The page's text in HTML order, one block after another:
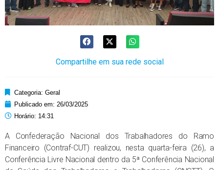
Compartilhe em sua rede social
Categoria: Geral
Publicado em: 26/03/2025
Horário: 14:31
A Confederação Nacional dos Trabalhadores do Ramo
Financeiro (Contraf-CUT) realizou, nesta quarta-feira (26), a
Conferência Livre Nacional dentro da 5ª Conferência Nacional